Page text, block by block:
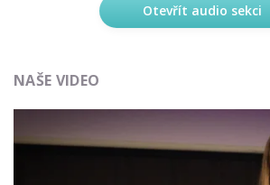
Otevřít audio sekci
NAŠE VIDEO